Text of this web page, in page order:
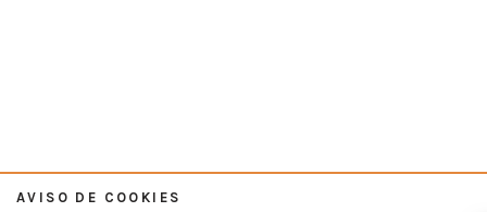
AVISO DE COOKIES